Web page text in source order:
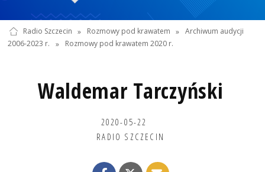
Radio Szczecin » Rozmowy pod krawatem » Archiwum audycji
2006-2023 r.
» Rozmowy pod krawatem 2020 r.
Waldemar Tarczyński
2020-05-22
RADIO SZCZECIN